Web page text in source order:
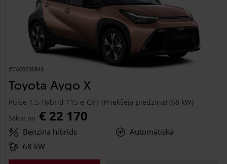
#CA00636840
Toyota Aygo X
Pulse 1.5 Hybrid 115 e-CVT (Priekšējā piedziņa) (68 kW)
Sākot no € 22 170
Benzīna hibrīds
Automātiskā
68 kW